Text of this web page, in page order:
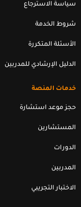
سياسة الاسترجاع
شروط الخدمة
الأسئلة المتكررة
الدليل الإرشادي للمدربين
خدمات المنصة
حجز موعد استشارة
المستشارين
الدورات
المدربين
الاختبار التجريبي